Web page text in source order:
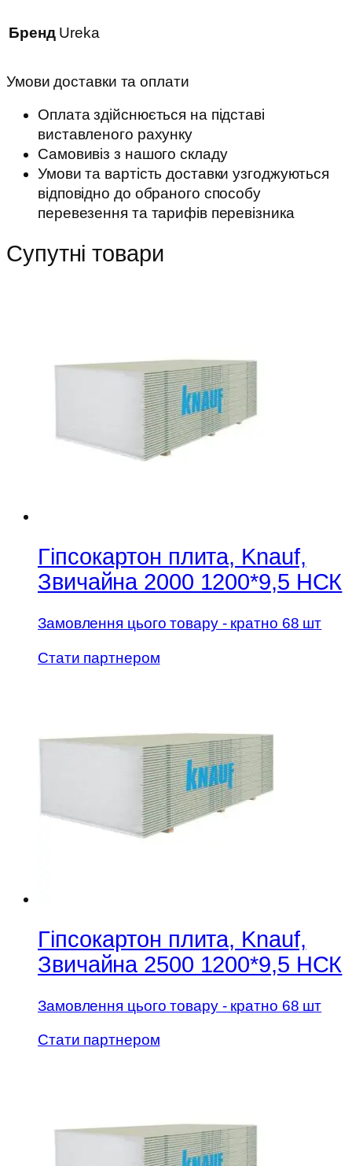
Бренд Ureka
Умови доставки та оплати
Оплата здійснюється на підставі
виставленого рахунку
Самовивіз з нашого складу
Умови та вартість доставки узгоджуються
відповідно до обраного способу
перевезення та тарифів перевізника
Супутні товари
Гіпсокартон плита, Knauf,
Звичайна 2000 1200*9,5 НСК
Замовлення цього товару - кратно 68 шт
Стати партнером
Гіпсокартон плита, Knauf,
Звичайна 2500 1200*9,5 НСК
Замовлення цього товару - кратно 68 шт
Стати партнером